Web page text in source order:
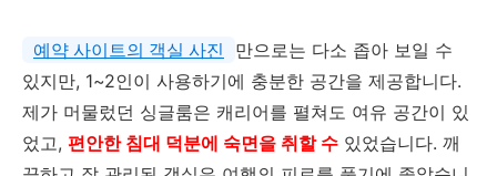
예약 사이트의 객실 사진
만으로는 다소 좁아 보일 수
있지만, 1~2인이 사용하기에 충분한 공간을 제공합니다.
제가 머물렀던 싱글룸은 캐리어를 펼쳐도 여유 공간이 있
었고, 편안한 침대 덕분에 숙면을 취할 수 있었습니다. 깨